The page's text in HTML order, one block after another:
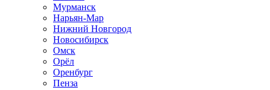
Мурманск
Нарьян-Мар
Нижний Новгород
Новосибирск
Омск
Орёл
Оренбург
Пенза